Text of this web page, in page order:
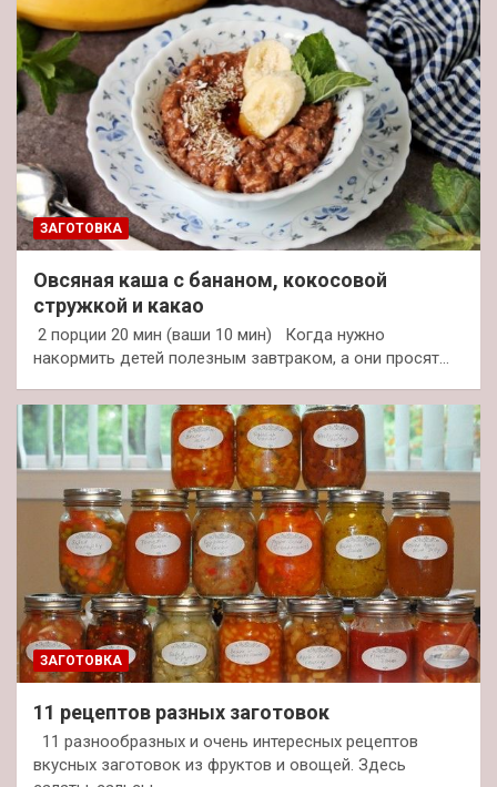
ЗАГОТОВКА
Овсяная каша с бананом, кокосовой
стружкой и какао
2 порции 20 мин (ваши 10 мин) Когда нужно
накормить детей полезным завтраком, а они просят…
ЗАГОТОВКА
11 рецептов разных заготовок
11 разнообразных и очень интересных рецептов
вкусных заготовок из фруктов и овощей. Здесь